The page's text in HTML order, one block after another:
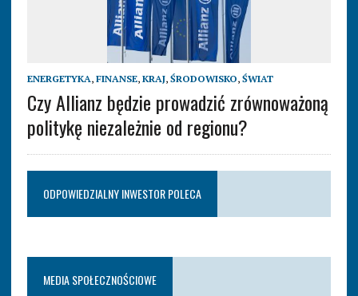
ENERGETYKA, FINANSE, KRAJ, ŚRODOWISKO, ŚWIAT
Czy Allianz będzie prowadzić zrównoważoną
politykę niezależnie od regionu?
ODPOWIEDZIALNY INWESTOR POLECA
MEDIA SPOŁECZNOŚCIOWE